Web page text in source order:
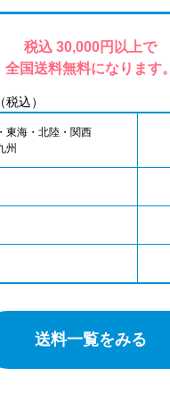
税込 30,000円以上で
全国送料無料になります。
税込）
東海・北陸・関西
州
送料一覧をみる